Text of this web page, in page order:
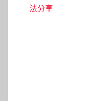
法分享